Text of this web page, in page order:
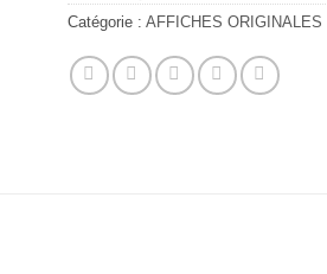
Catégorie : AFFICHES ORIGINALES